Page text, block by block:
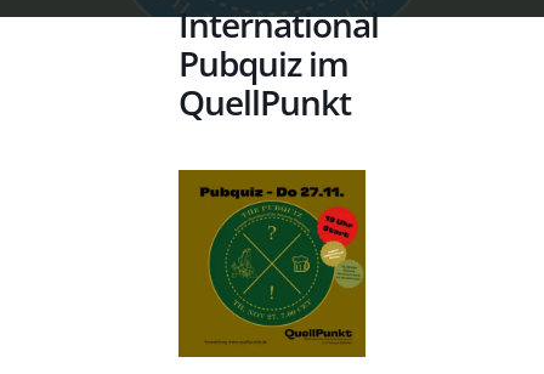
International
Pubquiz im
QuellPunkt